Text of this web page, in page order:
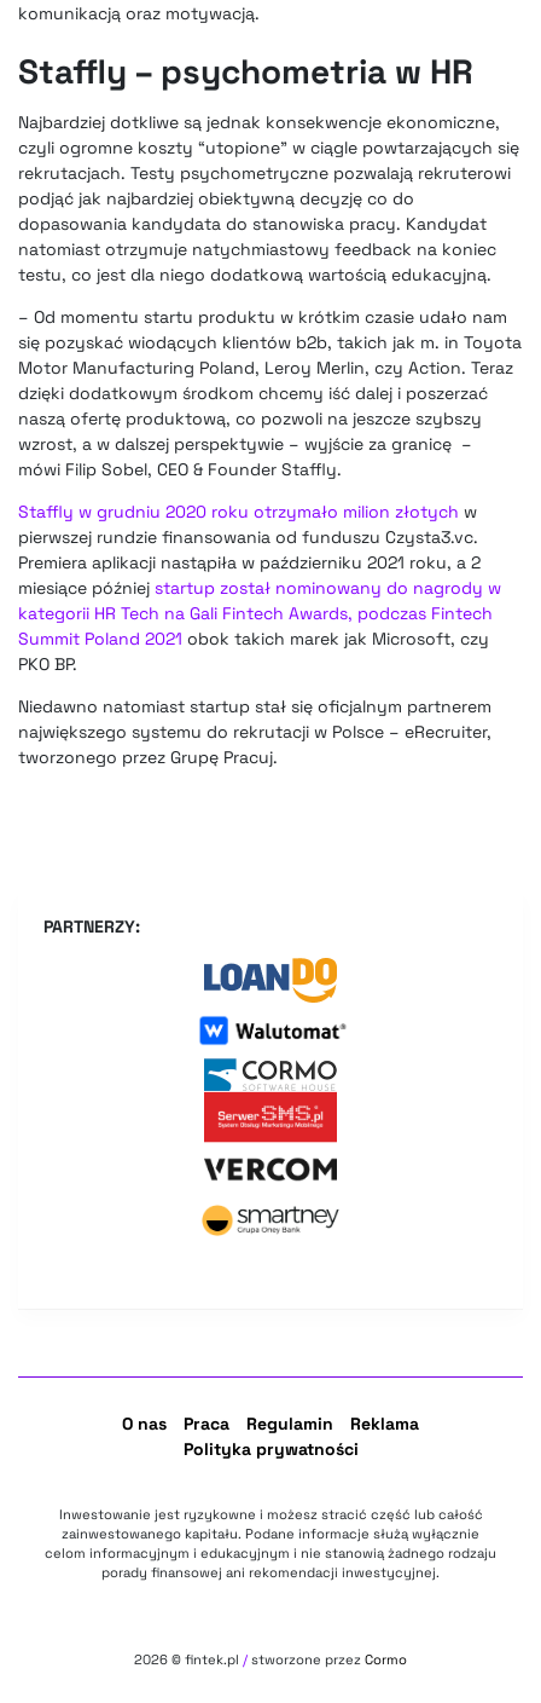
komunikacją oraz motywacją.
Staffly – psychometria w HR
Najbardziej dotkliwe są jednak konsekwencje ekonomiczne,
czyli ogromne koszty “utopione” w ciągle powtarzających się
rekrutacjach. Testy psychometryczne pozwalają rekruterowi
podjąć jak najbardziej obiektywną decyzję co do
dopasowania kandydata do stanowiska pracy. Kandydat
natomiast otrzymuje natychmiastowy feedback na koniec
testu, co jest dla niego dodatkową wartością edukacyjną.
– Od momentu startu produktu w krótkim czasie udało nam
się pozyskać wiodących klientów b2b, takich jak m. in Toyota
Motor Manufacturing Poland, Leroy Merlin, czy Action. Teraz
dzięki dodatkowym środkom chcemy iść dalej i poszerzać
naszą ofertę produktową, co pozwoli na jeszcze szybszy
wzrost, a w dalszej perspektywie – wyjście za granicę –
mówi Filip Sobel, CEO & Founder Staffly.
Staffly w grudniu 2020 roku otrzymało milion złotych w
pierwszej rundzie finansowania od funduszu Czysta3.vc.
Premiera aplikacji nastąpiła w październiku 2021 roku, a 2
miesiące później startup został nominowany do nagrody w
kategorii HR Tech na Gali Fintech Awards, podczas Fintech
Summit Poland 2021 obok takich marek jak Microsoft, czy
PKO BP.
Niedawno natomiast startup stał się oficjalnym partnerem
największego systemu do rekrutacji w Polsce – eRecruiter,
tworzonego przez Grupę Pracuj.
PARTNERZY:
O nas Praca Regulamin
Reklama
Polityka prywatności
Inwestowanie jest ryzykowne i możesz stracić część lub całość
zainwestowanego kapitału. Podane informacje służą wyłącznie
celom informacyjnym i edukacyjnym i nie stanowią żadnego rodzaju
porady finansowej ani rekomendacji inwestycyjnej.
2026 © fintek.pl / stworzone przez Cormo